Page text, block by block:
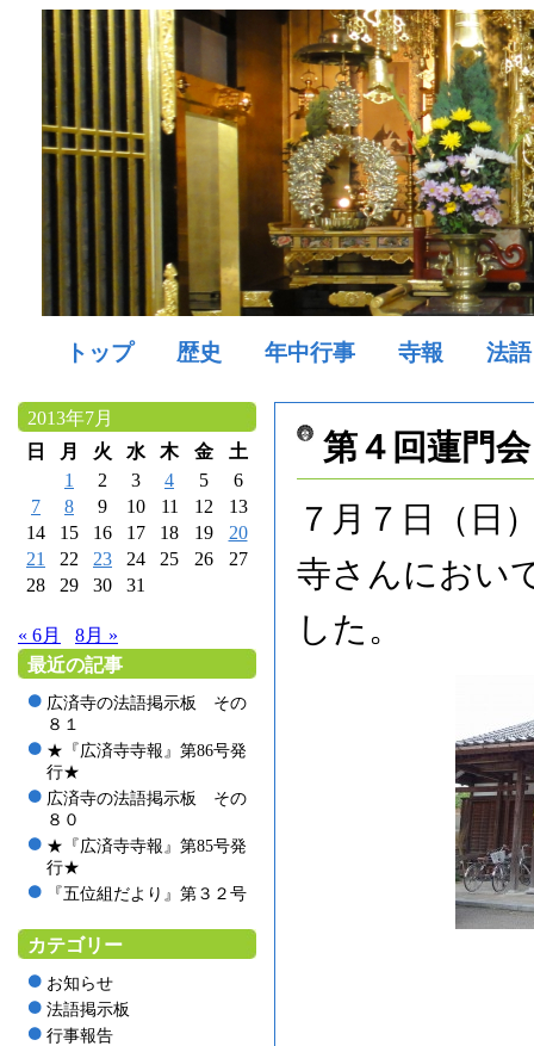
トップ 歴史 年中行事 寺報 法語
2013年7月
日
月 火 水 木 金
土
1
2 3 4 5
6
7
8 9 10 11 12
13
14
15 16 17 18 19
20
21
22 23 24 25 26
27
28
29 30 31
« 6月
8月 »
最近の記事
広済寺の法語掲示板 その
８１
★『広済寺寺報』第86号発
行★
広済寺の法語掲示板 その
８０
★『広済寺寺報』第85号発
行★
『五位組だより』第３２号
カテゴリー
お知らせ
法語掲示板
行事報告
第４回蓮門会
７月７日（日
寺さんにおい
した。